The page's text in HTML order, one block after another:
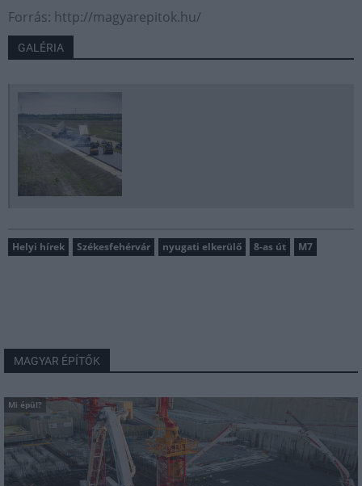
Forrás: http://magyarepitok.hu/
GALÉRIA
Helyi hírek Székesfehérvár nyugati elkerülő 8-as út M7
MAGYAR ÉPÍTŐK
Mi épül?